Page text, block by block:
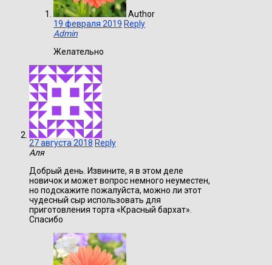
Author
19 февраля 2019 Reply
Admin
Желательно
27 августа 2018 Reply
Аля
Добрый день. Извините, я в этом деле
новичок и может вопрос немного неуместен,
но подскажите пожалуйста, можно ли этот
чудесный сыр использовать для
приготовления торта «Красный бархат».
Спасибо